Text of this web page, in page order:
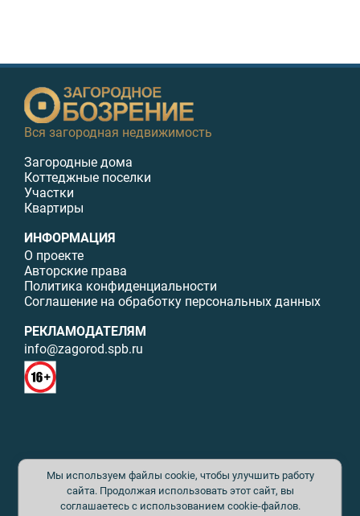
Вся загородная недвижимость
Загородные дома
Коттеджные поселки
Участки
Квартиры
ИНФОРМАЦИЯ
О проекте
Авторские права
Политика конфиденциальности
Соглашение на обработку персональных данных
РЕКЛАМОДАТЕЛЯМ
info@zagorod.spb.ru
© ИП Малыщева Б.Л. Все права защищены. Перепечатка материалов
данного сайта возможна только с письменного разрешения. При
цитировании ссылка на www.zagorod.spb.ru обязательна. Редакция не
несет ответственности за содержание рекламных материалов. Все
Мы используем файлы cookie, чтобы улучшить работу
сайта. Продолжая использовать этот сайт, вы
соглашаетесь с использованием cookie-файлов.